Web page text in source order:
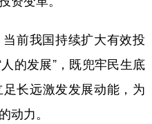
前我国持续扩大有效投
的发展”，既兜牢民生底
长远激发发展动能，为
动力。